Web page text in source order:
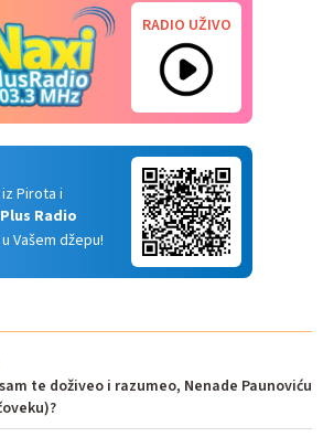
RADIO UŽIVO
Pirota i
Radio
Vašem džepu!
sam te doživeo i razumeo, Nenade Paunoviću